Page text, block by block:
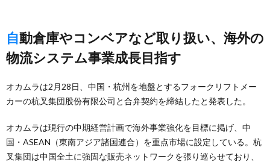
自動倉庫やコンベアなど取り扱い、海外の
物流システム事業成長目指す
オカムラは2月28日、中国・杭州を地盤とするフォークリフトメー
カーの杭叉集団股份有限公司と合弁契約を締結したと発表した。
オカムラは現行の中期経営計画で海外事業強化を目標に掲げ、中
国・ASEAN（東南アジア諸国連合）を重点市場に設定している。杭
叉集団は中国全土に強固な販売ネットワークを張り巡らせており、